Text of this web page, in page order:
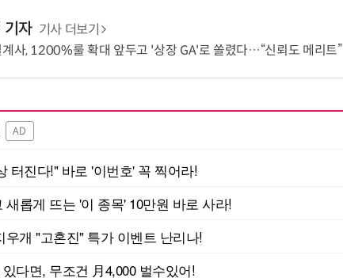
기자 기사 더보기
계사, 1200%룰 확대 앞두고 '상장 GA'로 쏠렸다…“신뢰도 메리트”
AD